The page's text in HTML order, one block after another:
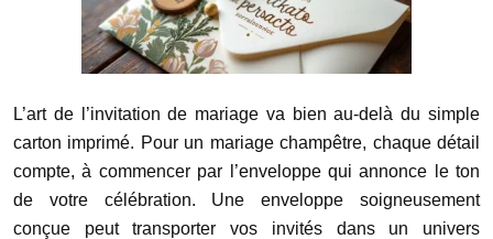
L’art de l’invitation de mariage va bien au-delà du simple
carton imprimé. Pour un mariage champêtre, chaque détail
compte, à commencer par l’enveloppe qui annonce le ton
de votre célébration. Une enveloppe soigneusement
conçue peut transporter vos invités dans un univers